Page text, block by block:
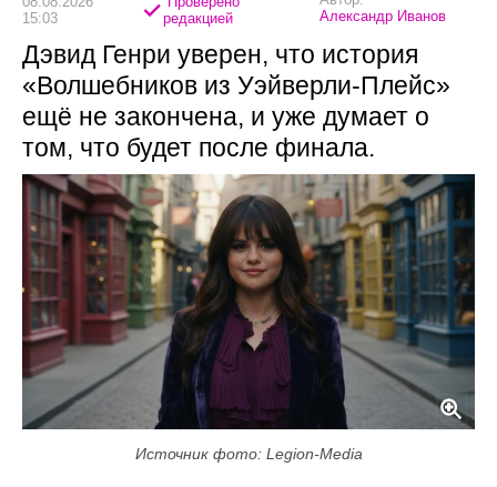
15:03
редакцией
Александр Иванов
Дэвид Генри уверен, что история
«Волшебников из Уэйверли-Плейс»
ещё не закончена, и уже думает о
том, что будет после финала.
Источник фото: Legion-Media